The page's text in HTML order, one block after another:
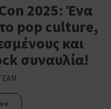
2025: Ένα
pop culture,
και
συναυλία!